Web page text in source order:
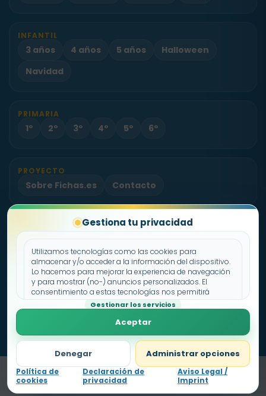
Gestiona tu privacidad
Utilizamos tecnologías como las cookies para
almacenar y/o acceder a la información del dispositivo.
Lo hacemos para mejorar la experiencia de navegación
y para mostrar (no-) anuncios personalizados. El
consentimiento a estas tecnologías nos permitirá
procesar datos como el comportamiento de
navegación o los ID's únicos en este sitio. No consentir o
retirar el consentimiento, puede afectar negativamente a
Gestionar los servicios
Aceptar
Denegar Administrar opciones
Política de
cookies
Declaración de
privacidad
Aviso Legal /
Imprint
Nivel1
INFANTIL
3 años 4 años 5 años
Halloween
Navidad
PRIMARIA
1º 2º 3º 4º 5º 6º
PROYECTO
Sobre Fichas.es Contacto
Política de cookies
Declaración de privacidad
Aviso legal